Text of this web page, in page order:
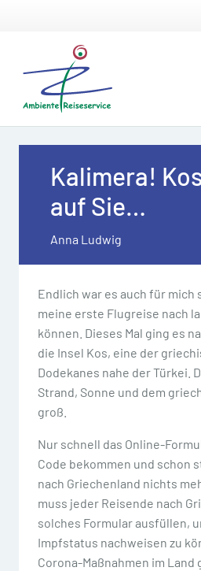
Kalimera!
auf Sie…
Anna Ludwig
Endlich war es auch für mich
meine erste Flugreise nach
können. Dieses Mal ging es
die Insel Kos, eine der
Dodekanes nahe der Türkei.
Strand, Sonne und dem
groß.
Nur schnell das Online-
Code bekommen und schon
nach Griechenland nichts
muss jeder Reisende nach
solches Formular ausfüllen,
Impfstatus nachweisen zu
Corona-Maßnahmen im